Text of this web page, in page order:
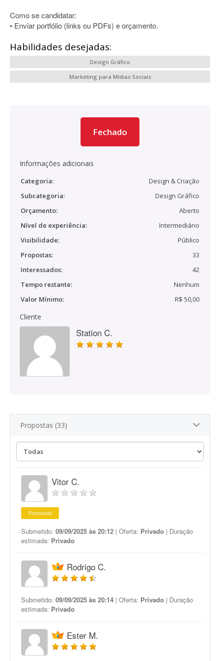
Como se candidatar:
• Enviar portfólio (links ou PDFs) e orçamento.
Habilidades desejadas:
Design Gráfico
Marketing para Mídias Sociais
Fechado
Informações adicionais
Categoria:
Design & Criação
Subcategoria:
Design Gráfico
Orçamento:
Aberto
Nível de experiência:
Intermediário
Visibilidade:
Público
Propostas:
33
Interessados:
42
Tempo restante:
Nenhum
Valor Mínimo:
R$ 50,00
Cliente
Station C.
Propostas (33)
Vitor C.
Promovida
Submetido: 09/09/2025 às 20:12 | Oferta: Privado | Duração
estimada: Privado
Rodrigo C.
Submetido: 09/09/2025 às 20:14 | Oferta: Privado | Duração
estimada: Privado
Ester M.